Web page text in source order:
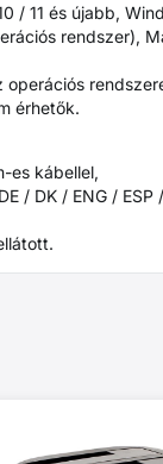
/ 11 és újabb,
rendszer),
érhetők.
es kábellel,
/ DK / ENG /